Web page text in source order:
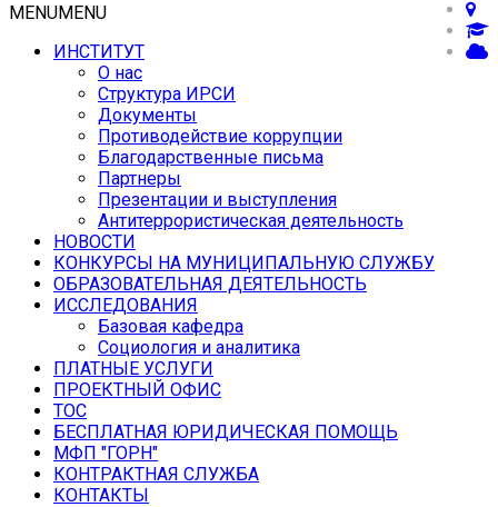
MENUMENU
ИНСТИТУТ
О нас
Структура ИРСИ
Документы
Противодействие коррупции
Благодарственные письма
Партнеры
Презентации и выступления
Антитеррористическая деятельность
НОВОСТИ
КОНКУРСЫ НА МУНИЦИПАЛЬНУЮ СЛУЖБУ
ОБРАЗОВАТЕЛЬНАЯ ДЕЯТЕЛЬНОСТЬ
ИССЛЕДОВАНИЯ
Базовая кафедра
Социология и аналитика
ПЛАТНЫЕ УСЛУГИ
ПРОЕКТНЫЙ ОФИС
ТОС
БЕСПЛАТНАЯ ЮРИДИЧЕСКАЯ ПОМОЩЬ
МФП "ГОРН"
КОНТРАКТНАЯ СЛУЖБА
КОНТАКТЫ